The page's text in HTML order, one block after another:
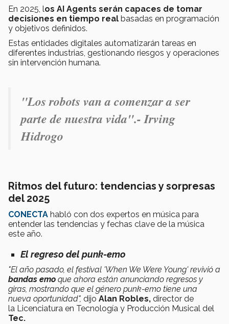
En 2025, los AI Agents serán capaces de tomar
decisiones en tiempo real basadas en programación
y objetivos definidos.
Estas entidades digitales automatizarán tareas en
diferentes industrias, gestionando riesgos y operaciones
sin intervención humana​.
"Los robots van a comenzar a ser
parte de nuestra vida".- Irving
Hidrogo
Ritmos del futuro: tendencias y sorpresas
del 2025
CONECTA habló con dos expertos en música para
entender las tendencias y fechas clave de la música
este año.
El regreso del punk-emo
"El año pasado, el festival 'When We Were Young' revivió a
bandas emo que ahora están anunciando regresos y
giras, mostrando que el género punk-emo tiene una
nueva oportunidad", dijo Alan Robles, director de
la Licenciatura en Tecnología y Producción Musical del
Tec.